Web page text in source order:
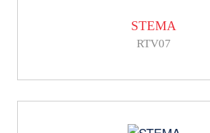
STEMA
RTV07